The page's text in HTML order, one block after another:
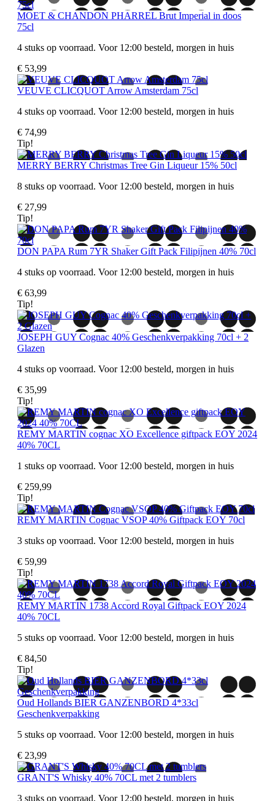
MOET & CHANDON PHARREL Brut Imperial in doos
75cl
4 stuks op voorraad. Voor 12:00 besteld, morgen in huis
€ 53,99
VEUVE CLICQUOT Arrow Amsterdam 75cl
4 stuks op voorraad. Voor 12:00 besteld, morgen in huis
€ 74,99
Tip!
MERRY BERRY Christmas Tree Gin Liqueur 15% 50cl
8 stuks op voorraad. Voor 12:00 besteld, morgen in huis
€ 27,99
Tip!
DON PAPA Rum 7YR Shaker Gift Pack Filipijnen 40% 70cl
4 stuks op voorraad. Voor 12:00 besteld, morgen in huis
€ 63,99
Tip!
JOSEPH GUY Cognac 40% Geschenkverpakking 70cl + 2
Glazen
4 stuks op voorraad. Voor 12:00 besteld, morgen in huis
€ 35,99
Tip!
REMY MARTIN cognac XO Excellence giftpack EOY 2024
40% 70CL
1 stuks op voorraad. Voor 12:00 besteld, morgen in huis
€ 259,99
Tip!
REMY MARTIN Cognac VSOP 40% Giftpack EOY 70cl
3 stuks op voorraad. Voor 12:00 besteld, morgen in huis
€ 59,99
Tip!
REMY MARTIN 1738 Accord Royal Giftpack EOY 2024
40% 70CL
5 stuks op voorraad. Voor 12:00 besteld, morgen in huis
€ 84,50
Tip!
Oud Hollands BIER GANZENBORD 4*33cl
Geschenkverpakking
5 stuks op voorraad. Voor 12:00 besteld, morgen in huis
€ 23,99
GRANT'S Whisky 40% 70CL met 2 tumblers
3 stuks op voorraad. Voor 12:00 besteld, morgen in huis